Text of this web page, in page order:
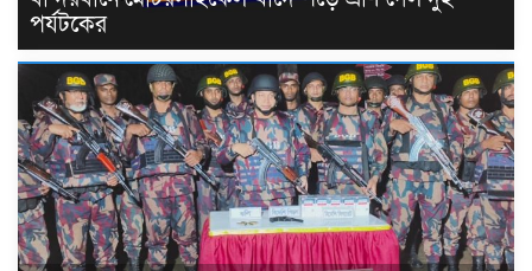
পর্যটকের